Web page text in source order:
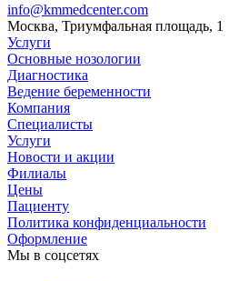
info@kmmedcenter.com
Москва, Триумфальная площадь, 1
Услуги
Основные нозологии
Диагностика
Ведение беременности
Компания
Специалисты
Услуги
Новости и акции
Филиалы
Цены
Пациенту
Политика конфиденциальности
Оформление
Мы в соцсетях